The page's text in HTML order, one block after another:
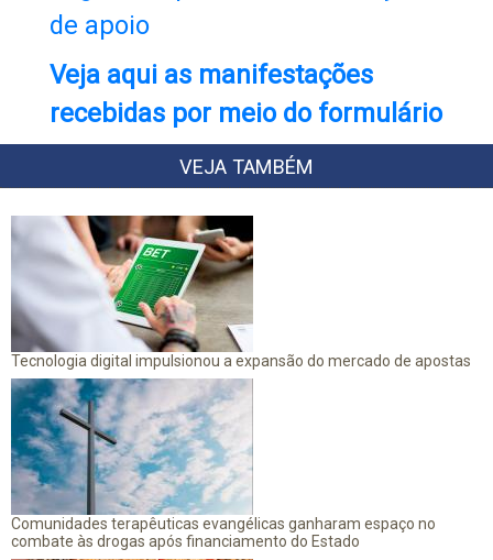
de apoio
Veja aqui as manifestações
recebidas por meio do formulário
VEJA TAMBÉM
Tecnologia digital impulsionou a expansão do mercado de apostas
Comunidades terapêuticas evangélicas ganharam espaço no
combate às drogas após financiamento do Estado